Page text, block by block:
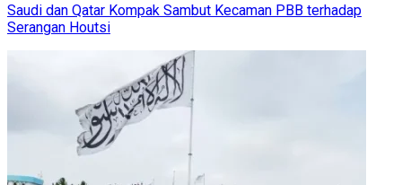
Saudi dan Qatar Kompak Sambut Kecaman PBB terhadap
Serangan Houtsi